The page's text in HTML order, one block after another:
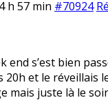
h 57 min #70924
end s’est bien
20h et le réveillais
mais juste là le